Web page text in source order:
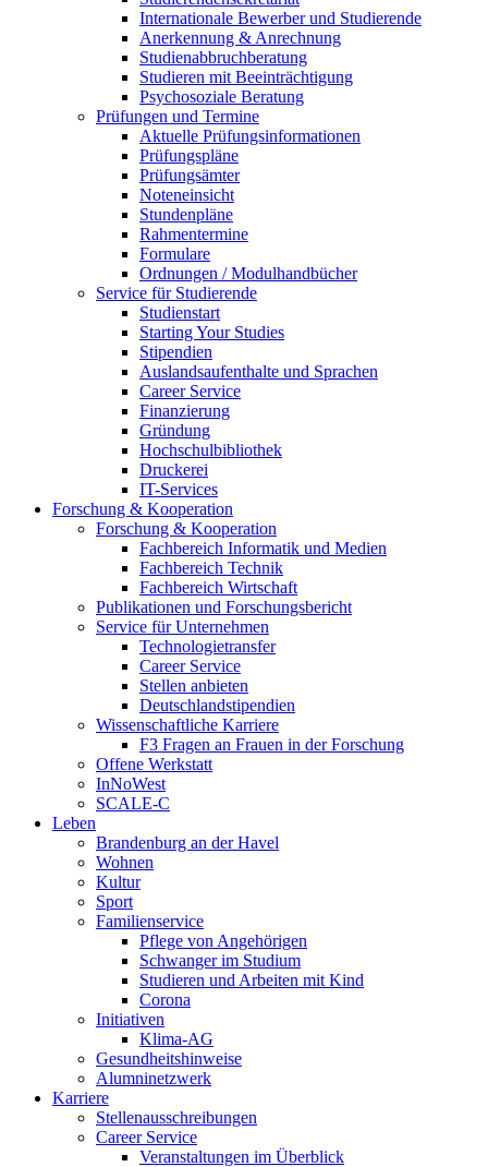
Internationale Bewerber und Studierende
Anerkennung & Anrechnung
Studienabbruchberatung
Studieren mit Beeinträchtigung
Psychosoziale Beratung
Prüfungen und Termine
Aktuelle Prüfungsinformationen
Prüfungspläne
Prüfungsämter
Noteneinsicht
Stundenpläne
Rahmentermine
Formulare
Ordnungen / Modulhandbücher
Service für Studierende
Studienstart
Starting Your Studies
Stipendien
Auslandsaufenthalte und Sprachen
Career Service
Finanzierung
Gründung
Hochschulbibliothek
Druckerei
IT-Services
Forschung & Kooperation
Forschung & Kooperation
Fachbereich Informatik und Medien
Fachbereich Technik
Fachbereich Wirtschaft
Publikationen und Forschungsbericht
Service für Unternehmen
Technologietransfer
Career Service
Stellen anbieten
Deutschlandstipendien
Wissenschaftliche Karriere
F3 Fragen an Frauen in der Forschung
Offene Werkstatt
InNoWest
SCALE-C
Leben
Brandenburg an der Havel
Wohnen
Kultur
Sport
Familienservice
Pflege von Angehörigen
Schwanger im Studium
Studieren und Arbeiten mit Kind
Corona
Initiativen
Klima-AG
Gesundheitshinweise
Alumninetzwerk
Karriere
Stellenausschreibungen
Career Service
Veranstaltungen im Überblick